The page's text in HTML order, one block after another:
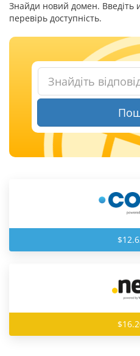
Знайди новий домен. Введіть
перевірь доступність.